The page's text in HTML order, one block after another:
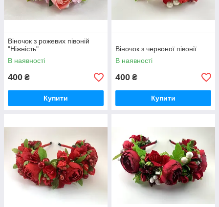
Віночок з рожевих півоній
"Ніжність"
В наявності
400 ₴
Купити
Віночок з червоної півонії
В наявності
400 ₴
Купити